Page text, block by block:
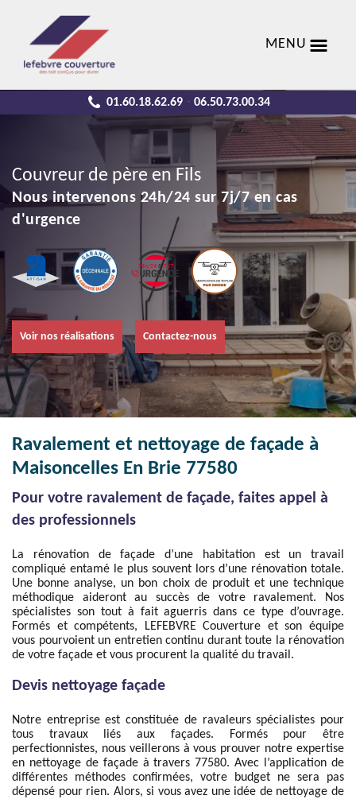
MENU
01.60.18.62.69 - 06.50.73.00.34
Couvreur de père en Fils
Nous intervenons 24h/24 sur 7j/7 en cas
d'urgence
Voir nos réalisations Contactez-nous
Ravalement et nettoyage de façade à
Maisoncelles En Brie 77580
Pour votre ravalement de façade, faites appel à
des professionnels
La rénovation de façade d’une habitation est un travail
compliqué entamé le plus souvent lors d’une rénovation totale.
Une bonne analyse, un bon choix de produit et une technique
méthodique aideront au succès de votre ravalement. Nos
spécialistes son tout à fait aguerris dans ce type d’ouvrage.
Formés et compétents, LEFEBVRE Couverture et son équipe
vous pourvoient un entretien continu durant toute la rénovation
de votre façade et vous procurent la qualité du travail.
Devis nettoyage façade
Notre entreprise est constituée de ravaleurs spécialistes pour
tous travaux liés aux façades. Formés pour être
perfectionnistes, nous veillerons à vous prouver notre expertise
en nettoyage de façade à travers 77580. Avec l’application de
différentes méthodes confirmées, votre budget ne sera pas
dépensé pour rien. Alors, si vous avez une idée de nettoyage de